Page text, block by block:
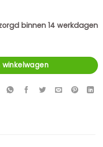
binnen 14 werkdagen
280 cm aantal